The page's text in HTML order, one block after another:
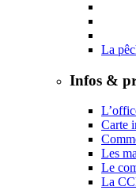
La
Infos &
Carte
Les
Le
La